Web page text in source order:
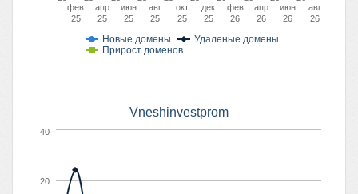
Новые домены
Удаленые домены
Прирост доменов
фев
25
апр
25
июн
25
авг
25
окт
25
дек
25
фев
26
апр
26
июн
26
авг
26
Vneshinvestprom
20
40